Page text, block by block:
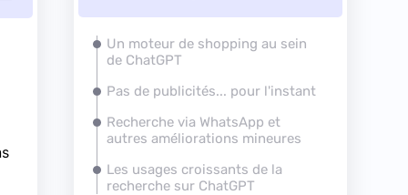
Un moteur de shopping au sein
de ChatGPT
Pas de publicités... pour l'instant
Recherche via WhatsApp et
autres améliorations mineures
Les usages croissants de la
recherche sur ChatGPT